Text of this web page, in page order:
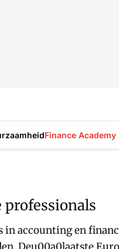
Finance Academy
professionals
in accounting en